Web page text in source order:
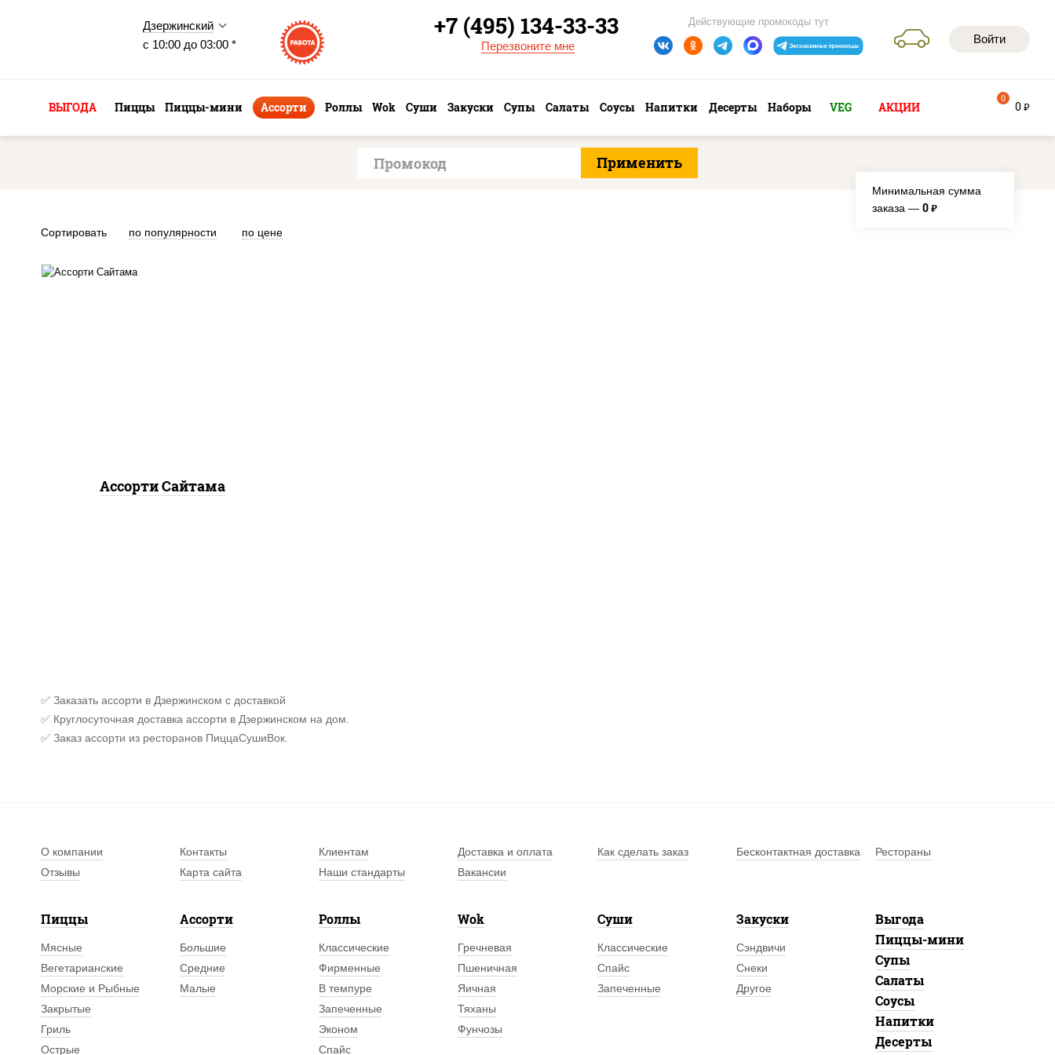
Дзержинский
с 10:00 до 03:00 *
Войти
Действующие промокоды тут
+7 (495) 134-33-33
Перезвоните мне
ВЫГОДА Пиццы Пиццы-мини Ассорти Роллы Wok Суши Закуски Супы Салаты Соусы Напитки Десерты Наборы VEG АКЦИИ 0 руб
0
Сортировать по популярности по цене
Минимальная сумма
заказа — 0 руб.
Ассорти Сайтама
✅ Заказать ассорти в Дзержинском с доставкой
✅ Круглосуточная доставка ассорти в Дзержинском на дом.
✅ Заказ ассорти из ресторанов ПиццаСушиВок.
О компании Контакты Клиентам Доставка и оплата Как сделать заказ Бесконтактная доставка
Рестораны
Отзывы
Карта сайта Наши стандарты Вакансии
Пиццы
Мясные
Вегетарианские
Морские и Рыбные
Закрытые
Гриль
Острые
Ассорти
Большие
Средние
Малые
Роллы
Классические
Фирменные
В темпуре
Запеченные
Эконом
Спайс
Wok
Гречневая
Пшеничная
Яичная
Тяханы
Фунчозы
Суши
Классические
Спайс
Запеченные
Закуски
Сэндвичи
Снеки
Другое
Выгода
Пиццы-мини
Супы
Салаты
Соусы
Напитки
Десерты